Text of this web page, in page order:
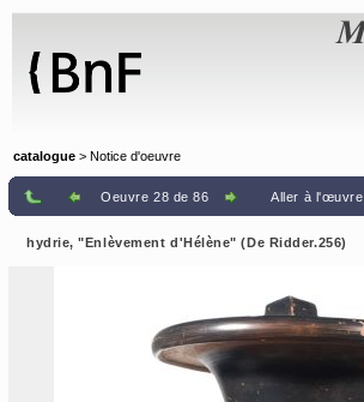
catalogue > Notice d'oeuvre
Oeuvre 28 de 86 Aller à l'œuvre
hydrie, "Enlèvement d'Hélène" (De Ridder.256)